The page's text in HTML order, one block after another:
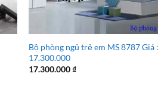
Bộ phòng ngủ trẻ em MS 8787 Giá
17.300.000
17.300.000₫